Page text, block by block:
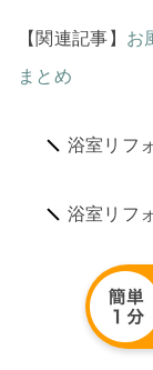
【関連記事】 お
まとめ
浴室リフ
浴室リフ